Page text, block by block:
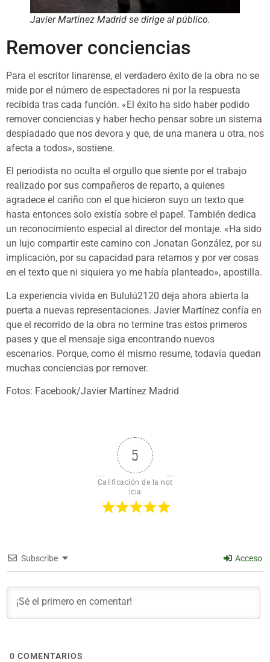
Javier Martínez Madrid se dirige al público.
Remover conciencias
Para el escritor linarense, el verdadero éxito de la obra no se
mide por el número de espectadores ni por la respuesta
recibida tras cada función. «El éxito ha sido haber podido
remover conciencias y haber hecho pensar sobre un sistema
despiadado que nos devora y que, de una manera u otra, nos
afecta a todos», sostiene.
El periodista no oculta el orgullo que siente por el trabajo
realizado por sus compañeros de reparto, a quienes
agradece el cariño con el que hicieron suyo un texto que
hasta entonces solo existía sobre el papel. También dedica
un reconocimiento especial al director del montaje. «Ha sido
un lujo compartir este camino con Jonatan González, por su
implicación, por su capacidad para retarnos y por ver cosas
en el texto que ni siquiera yo me había planteado», apostilla.
La experiencia vivida en Bululú2120 deja ahora abierta la
puerta a nuevas representaciones. Javier Martínez confía en
que el recorrido de la obra no termine tras estos primeros
pases y que el mensaje siga encontrando nuevos
escenarios. Porque, como él mismo resume, todavía quedan
muchas conciencias por remover.
Fotos: Facebook/Javier Martínez Madrid
5
Calificación de la not
icia
Subscribe Acceso
0 COMENTARIOS